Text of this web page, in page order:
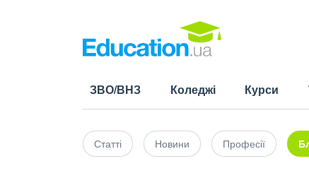
ЗВО/ВНЗ Коледжі Курси
Статті Новини Професії